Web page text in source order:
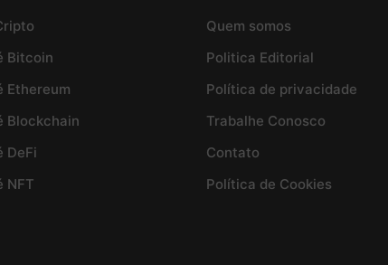
Bitcoin
Ethereum
Blockchain
DeFi
NFT
Quem somos
Politica Editorial
Política de privacidade
Trabalhe Conosco
Contato
Política de Cookies